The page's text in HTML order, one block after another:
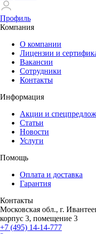
Профиль
Компания
О компании
Лицензии и
Вакансии
Сотрудники
Контакты
Информация
Акции и
Статьи
Новости
Услуги
Помощь
Оплата и доставка
Гарантия
Контакты
Московская обл., г.
корпус 3, помещение 3
+7 (495) 14-14-777